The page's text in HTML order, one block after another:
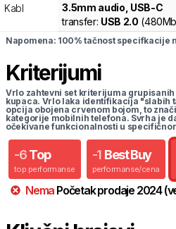
Kabl
3.5mm audio, USB-C
transfer: USB 2.0 (
Napomena: 100% tačnost specifkacije
Kriterijumi
Vrlo zahtevni set kriterijuma
kupaca. Vrlo laka identifikacija "slabih
opcija obojena crvenom bojom, to
kategorije mobilnih telefona. Svrha je
očekivane funkcionalnosti u
-6 Top
top performanse
-1 Best Buy
performanse/cena
Nema Početak prodaje 2024